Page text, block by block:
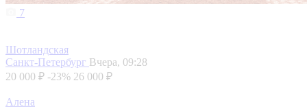
7
Шотландская
Санкт-Петербург Вчера, 09:28
20 000 ₽ -23% 26 000 ₽
Алена